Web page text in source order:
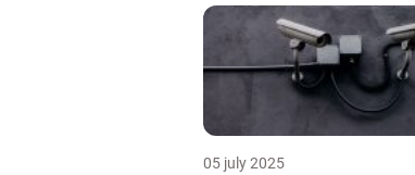
05 july 2025